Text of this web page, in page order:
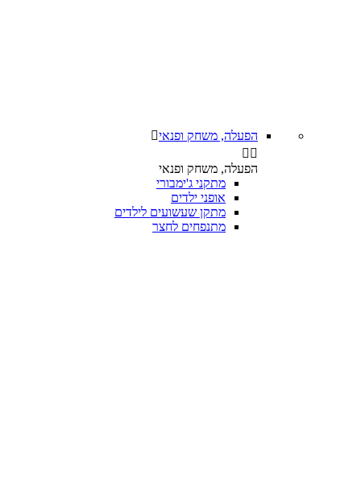
הפעלה, משחק ופנאי
 
הפעלה, משחק ופנאי
מתקני ג'ימבורי
אופני ילדים
מתקן שעשועים לילדים
מתנפחים לחצר